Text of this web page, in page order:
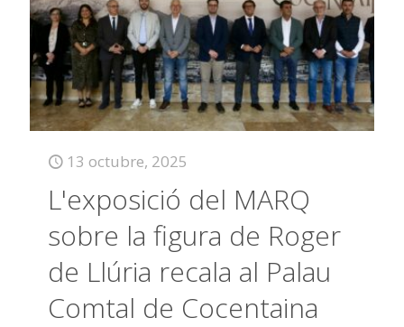
13 octubre, 2025
L'exposició del MARQ
sobre la figura de Roger
de Llúria recala al Palau
Comtal de Cocentaina